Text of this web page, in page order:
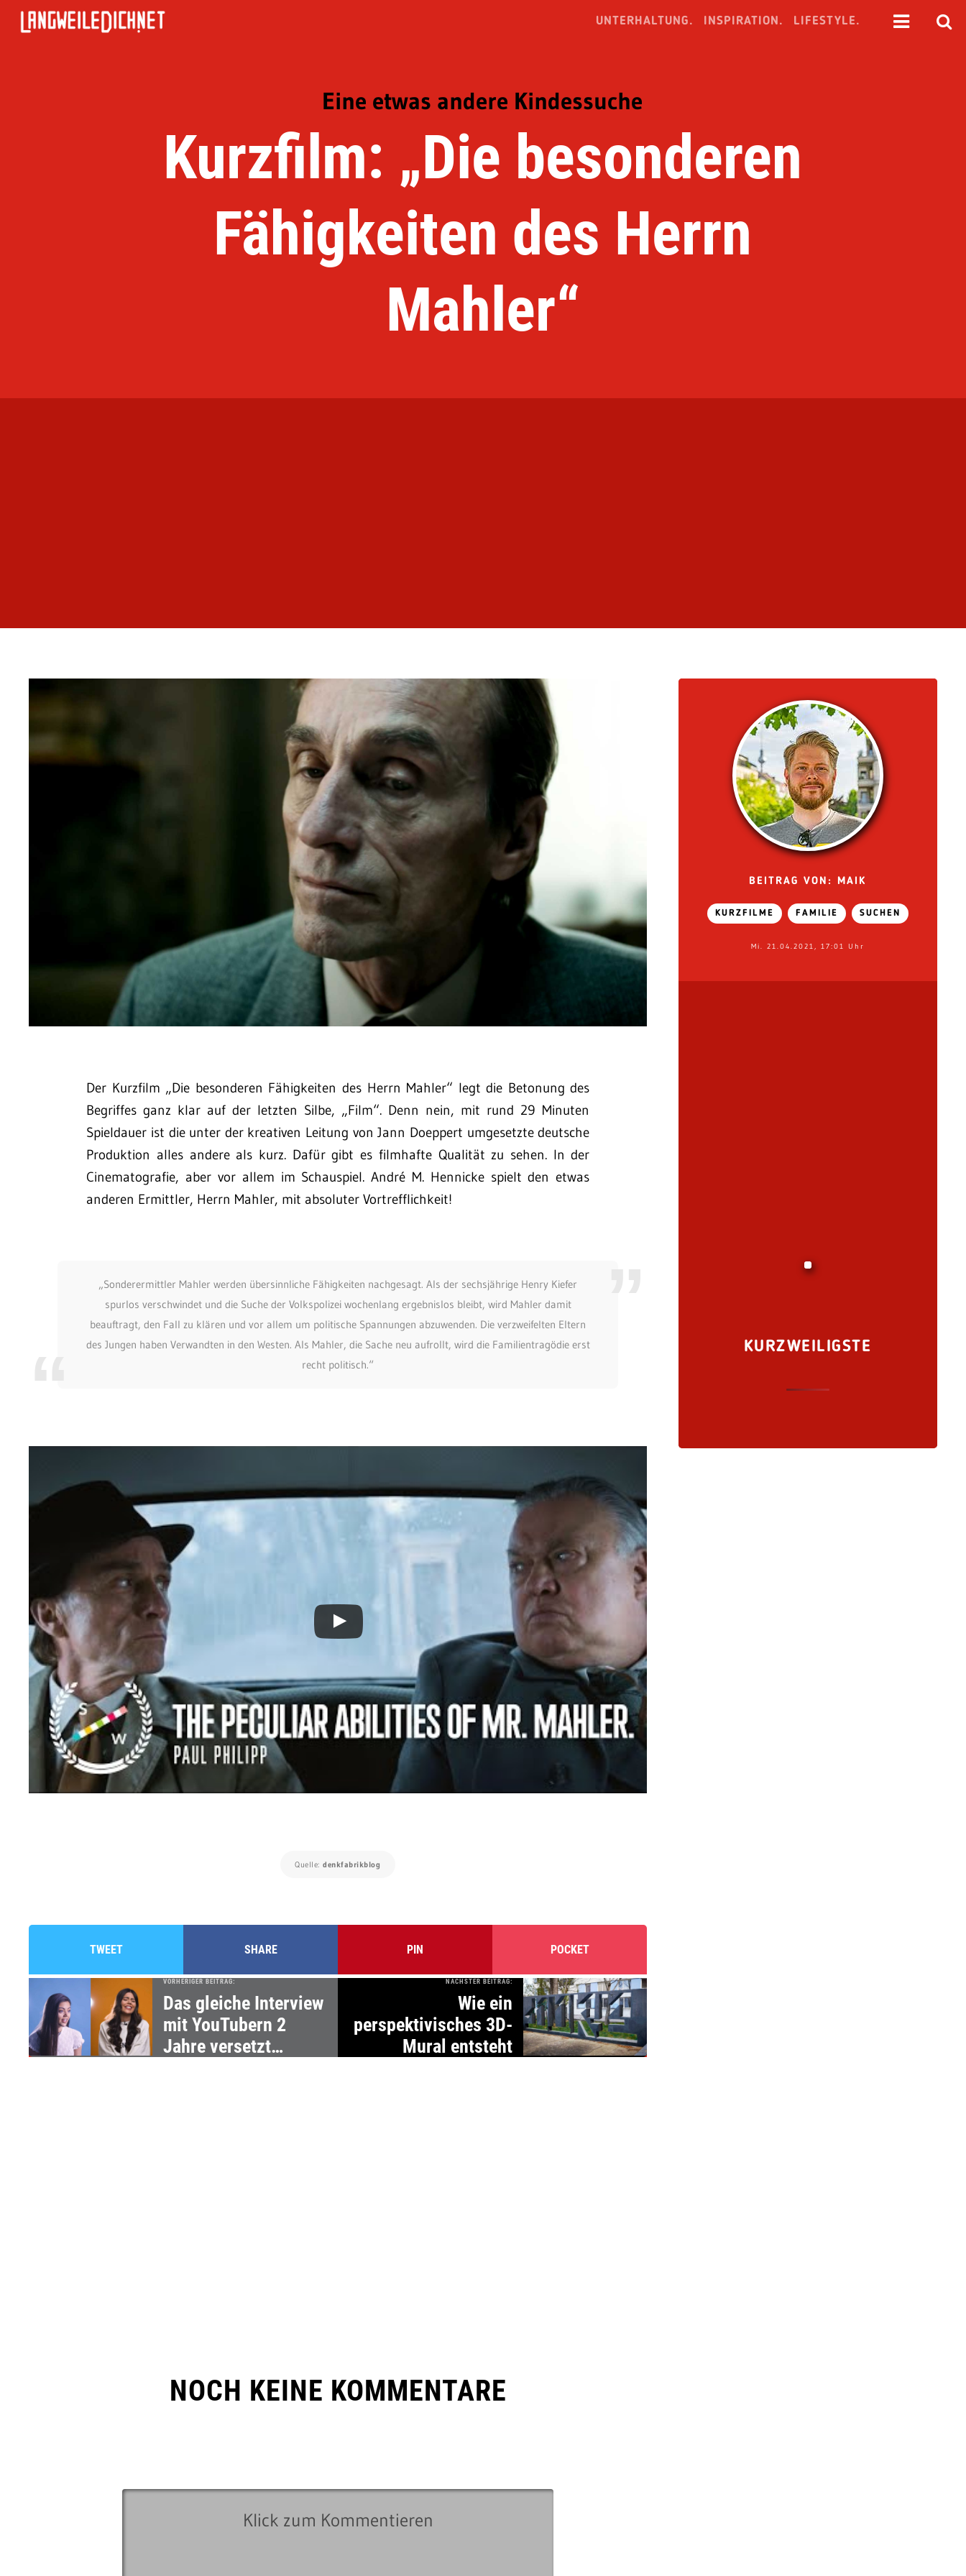
UNTERHALTUNG. INSPIRATION. LIFESTYLE.
Eine etwas andere Kindessuche
Kurzfilm: „Die besonderen
Fähigkeiten des Herrn
Mahler“
Der Kurzfilm „Die besonderen Fähigkeiten des Herrn Mahler“ legt die Betonung des
Begriffes ganz klar auf der letzten Silbe, „Film“. Denn nein, mit rund 29 Minuten
Spieldauer ist die unter der kreativen Leitung von Jann Doeppert umgesetzte deutsche
Produktion alles andere als kurz. Dafür gibt es filmhafte Qualität zu sehen. In der
Cinematografie, aber vor allem im Schauspiel. André M. Hennicke spielt den etwas
anderen Ermittler, Herrn Mahler, mit absoluter Vortrefflichkeit!
„Sonderermittler Mahler werden übersinnliche Fähigkeiten nachgesagt. Als der sechsjährige Henry Kiefer
spurlos verschwindet und die Suche der Volkspolizei wochenlang ergebnislos bleibt, wird Mahler damit
beauftragt, den Fall zu klären und vor allem um politische Spannungen abzuwenden. Die verzweifelten Eltern
des Jungen haben Verwandten in den Westen. Als Mahler, die Sache neu aufrollt, wird die Familientragödie erst
recht politisch.“
Quelle: denkfabrikblog
TWEET SHARE PIN POCKET
VORHERIGER BEITRAG:
Das gleiche Interview
mit YouTubern 2
Jahre versetzt
NÄCHSTER BEITRAG:
Wie ein
perspektivisches 3D-
Mural entsteht
NOCH KEINE KOMMENTARE
BEITRAG VON: MAIK
KURZFILME FAMILIE SUCHEN
Mi. 21.04.2021, 17:01 Uhr
KURZWEILIGSTE